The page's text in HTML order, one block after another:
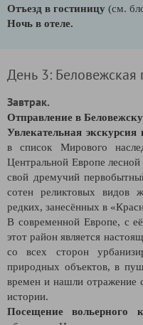
Отъезд в гостиницу (см.
Ночь в отеле.
День 3: Беловежская
Завтрак.
Отправление в
Увлекательная
в список Мирового
Центральной Европе
свой дремучий
сотен реликтовых видов
редких, занесённых в
В современной Европе, с
этот район является
со всех сторон
природных объектов, в
времен и нашли отражение
истории.
Посещение вольерного